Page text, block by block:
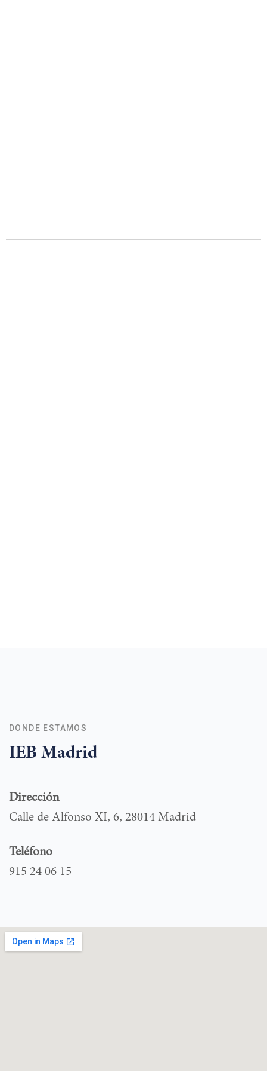
DONDE ESTAMOS
IEB Madrid
Dirección
Calle de Alfonso XI, 6, 28014 Madrid
Teléfono
915 24 06 15